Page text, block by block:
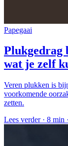
Papegaai
Plukgedrag
wat je zelf
Veren plukken is
voorkomende
zetten.
Lees verder · 8 min ·